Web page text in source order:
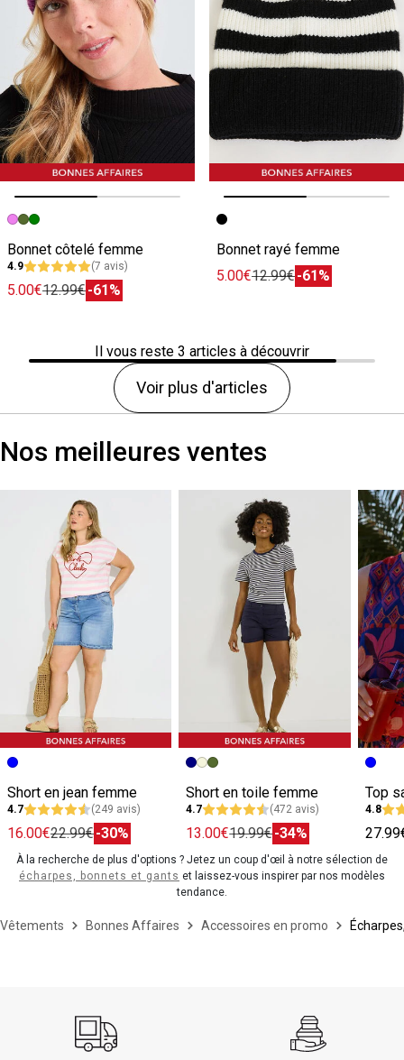
Image précédente
Image suivante
Bonnet côtelé femme
4.9 (7 avis)
5.00€12.99€-61%
Image précédente
Image suivante
Bonnet rayé femme
5.00€12.99€-61%
Il vous reste 3 articles à découvrir
Voir plus d'articles
Nos meilleures ventes
Short en jean femme
4.7 (249 avis)
16.00€22.99€-30%
Short en toile femme
4.7 (472 avis)
13.00€19.99€-34%
4.8
À la recherche de plus d'options ? Jetez un coup d'œil à notre sélection de
écharpes, bonnets et gants et laissez-vous inspirer par nos modèles
tendance.
Vêtements Bonnes Affaires Accessoires en promo